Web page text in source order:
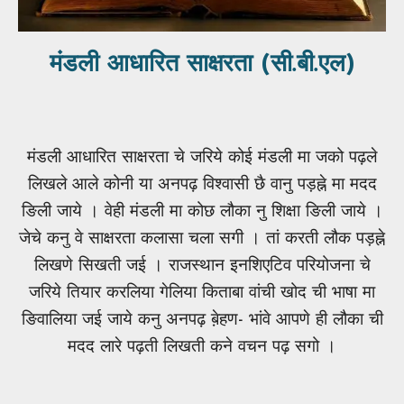
मंडली आधारित साक्षरता (सी.बी.एल)
मंडली आधारित साक्षरताचे जरिये कोई मंडली मा जको पढ़ले
लिखले आले कोनी या अनपढ़ विश्वासी छै वानु पड़ह्ने मा मदद
ङिली जाये । वेही मंडली मा कोछ लौका नु शिक्षा ङिली जाये ।
जेचे कनु वे साक्षरता कलासा चला सगी । तां करती लौक पड़ह्ने
लिखणे सिखती जई । राजस्थान इनशिएटिव परियोजना चे
जरिये तियार करलिया गेलिया किताबा वांची खोद ची भाषा मा
ङिवालिया जई जाये कनु अनपढ़ ब़ेहण- भांवे आपणे ही लौका ची
मदद लारे पढ़ती लिखती कने वचन पढ़ सगो ।